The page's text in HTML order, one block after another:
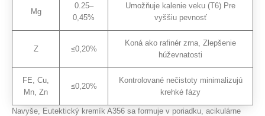
Mg
0.25–
0,45%
Umožňuje kalenie veku (T6) Pre
vyššiu pevnosť
Z ≤0,20%
Koná ako rafinér zrna, Zlepšenie
húževnatosti
FE, Cu,
Mn, Zn
≤0,20%
Kontrolované nečistoty minimalizujú
krehké fázy
Navyše, Eutektický kremík A356 sa formuje v poriadku, acikulárne